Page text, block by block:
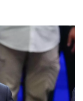
de vida